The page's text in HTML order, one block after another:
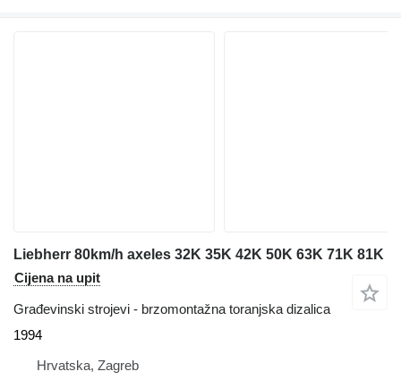
Liebherr 80km/h axeles 32K 35K 42K 50K 63K 71K 81K
Cijena na upit
Građevinski strojevi - brzomontažna toranjska dizalica
1994
Hrvatska, Zagreb